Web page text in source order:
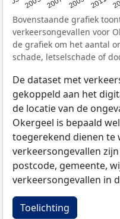
Bovenstaande grafiek
verkeersongevallen voor
de grafiek om het aantal
schade, letselschade of
De dataset met
gekoppeld aan het
de locatie van de
Okergeel is bepaald
toegerekend dienen te
verkeersongevallen
postcode, gemeente,
verkeersongevallen in
Toelichting